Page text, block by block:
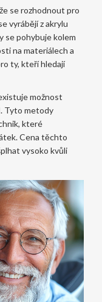
se rozhodnout pro
vyrábějí z akrylu
se pohybuje kolem
na materiálech a
ty, kteří hledají
možnost
. Tyto metody
které
Cena těchto
vysoko kvůli